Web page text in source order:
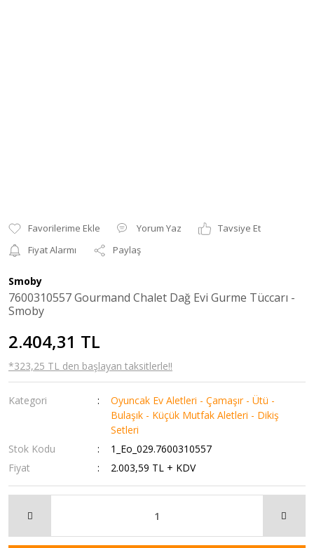
Yorum Yaz
Tavsiye Et
Fiyat Alarmı
Paylaş
Smoby
7600310557 Gourmand Chalet Dağ Evi Gurme Tüccarı -
Smoby
2.404,31 TL
*323,25 TL den başlayan taksitlerle!!
Kategori
Oyuncak Ev Aletleri - Çamaşır - Ütü -
Bulaşık - Küçük Mutfak Aletleri - Dikiş
Setleri
Stok Kodu
1_Eo_029.7600310557
Fiyat
2.003,59 TL + KDV